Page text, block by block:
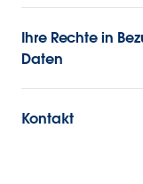
Ihre Rechte in
Daten
Kontakt